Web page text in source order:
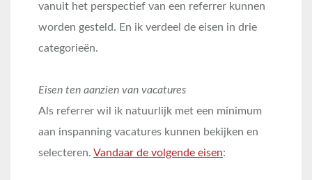
vanuit het perspectief van een referrer kunnen
worden gesteld. En ik verdeel de eisen in drie
categorieën.
Eisen ten aanzien van vacatures
Als referrer wil ik natuurlijk met een minimum
aan inspanning vacatures kunnen bekijken en
selecteren. Vandaar de volgende eisen: